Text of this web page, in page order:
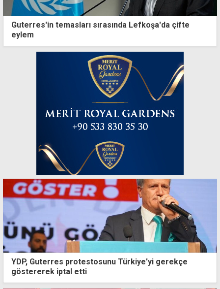
Guterres'in temasları sırasında Lefkoşa'da çifte
eylem
YDP, Guterres protestosunu Türkiye'yi gerekçe
göstererek iptal etti